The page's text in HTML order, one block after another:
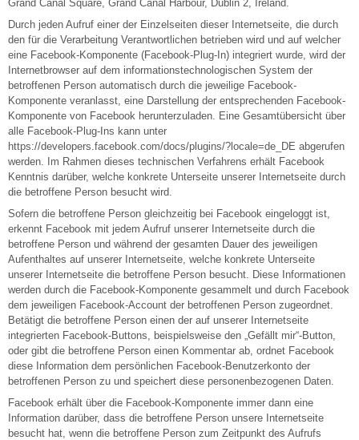
Grand Canal Square, Grand Canal Harbour, Dublin 2, Ireland.
Durch jeden Aufruf einer der Einzelseiten dieser Internetseite, die durch
den für die Verarbeitung Verantwortlichen betrieben wird und auf welcher
eine Facebook-Komponente (Facebook-Plug-In) integriert wurde, wird der
Internetbrowser auf dem informationstechnologischen System der
betroffenen Person automatisch durch die jeweilige Facebook-
Komponente veranlasst, eine Darstellung der entsprechenden Facebook-
Komponente von Facebook herunterzuladen. Eine Gesamtübersicht über
alle Facebook-Plug-Ins kann unter
https://developers.facebook.com/docs/plugins/?locale=de_DE abgerufen
werden. Im Rahmen dieses technischen Verfahrens erhält Facebook
Kenntnis darüber, welche konkrete Unterseite unserer Internetseite durch
die betroffene Person besucht wird.
Sofern die betroffene Person gleichzeitig bei Facebook eingeloggt ist,
erkennt Facebook mit jedem Aufruf unserer Internetseite durch die
betroffene Person und während der gesamten Dauer des jeweiligen
Aufenthaltes auf unserer Internetseite, welche konkrete Unterseite
unserer Internetseite die betroffene Person besucht. Diese Informationen
werden durch die Facebook-Komponente gesammelt und durch Facebook
dem jeweiligen Facebook-Account der betroffenen Person zugeordnet.
Betätigt die betroffene Person einen der auf unserer Internetseite
integrierten Facebook-Buttons, beispielsweise den „Gefällt mir“-Button,
oder gibt die betroffene Person einen Kommentar ab, ordnet Facebook
diese Information dem persönlichen Facebook-Benutzerkonto der
betroffenen Person zu und speichert diese personenbezogenen Daten.
Facebook erhält über die Facebook-Komponente immer dann eine
Information darüber, dass die betroffene Person unsere Internetseite
besucht hat, wenn die betroffene Person zum Zeitpunkt des Aufrufs